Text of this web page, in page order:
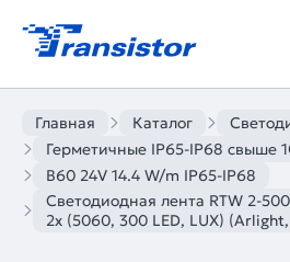
Главная Каталог
Герметичные IP65-IP68 свыше
B60 24V 14.4 W/m IP65-IP68
Светодиодная лента RTW 2-
2x (5060, 300 LED, LUX)